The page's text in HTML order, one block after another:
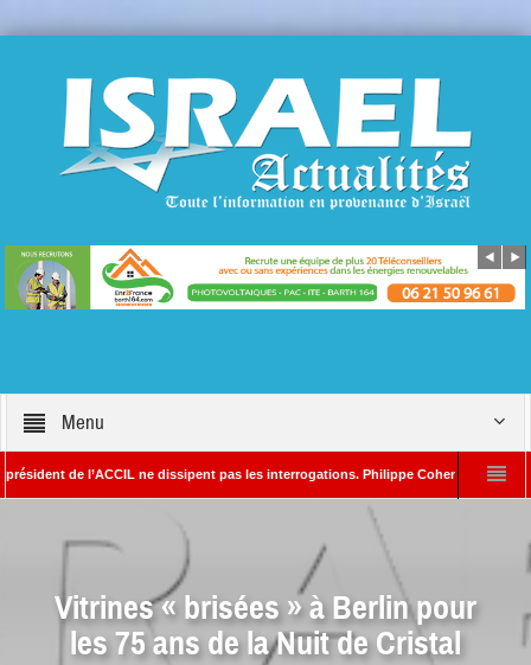
Menu
de l’ACCIL ne dissipent pas les interrogations. Philippe Cohen annonce se
Vitrines « brisées » à Berlin pour
les 75 ans de la Nuit de Cristal